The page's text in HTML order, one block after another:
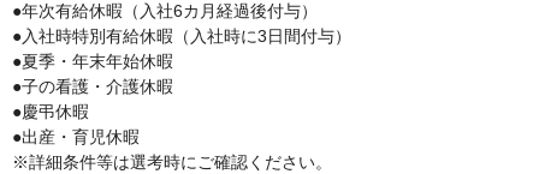
●年次有給休暇（入社6カ月経過後付与）
●入社時特別有給休暇（入社時に3日間付与）
●夏季・年末年始休暇
●子の看護・介護休暇
●慶弔休暇
●出産・育児休暇
※詳細条件等は選考時にご確認ください。